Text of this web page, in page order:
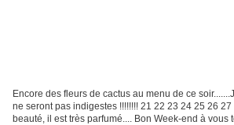
Encore des fleurs de cactus au menu de ce
ne seront pas indigestes !!!!!!!! 21 22 23 24 25 26
beauté, il est très parfumé.... Bon Week-end à vous